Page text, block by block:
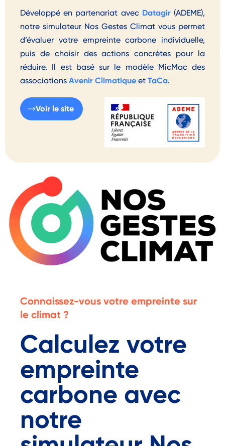
Développé en partenariat avec Datagir(ADEME),
notre simulateur Nos Gestes Climat vous permet
d’évaluer votre empreinte carbone individuelle,
puis de choisir des actions concrètes pour la
réduire. Il est basé sur le modèle MicMac des
associations Avenir Climatique et TaCa.
Voir le site
Connaissez-vous votre empreinte sur
le climat ?
Calculez votre
empreinte
carbone avec
notre